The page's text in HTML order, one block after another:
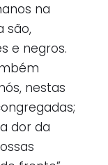
na
são,
e negros.
nestas
dor da